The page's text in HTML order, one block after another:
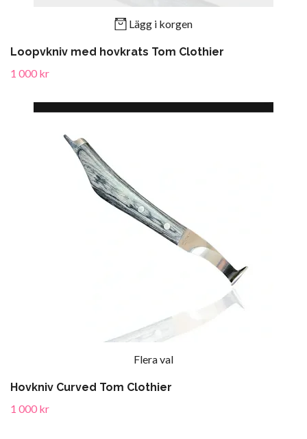
Lägg i korgen
Loopvkniv med hovkrats Tom Clothier
1 000 kr
Flera val
Hovkniv Curved Tom Clothier
1 000 kr